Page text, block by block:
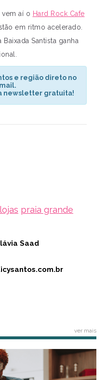
vem aí o Hard Rock Cafe
em ritmo acelerado.
Santista ganha
e região direto no
newsletter gratuita!
lojas praia grande
Saad
ver mais